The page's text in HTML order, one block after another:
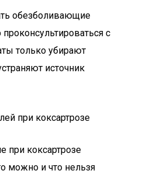
обезболивающие
с
только убирают
источник
при коксартрозе